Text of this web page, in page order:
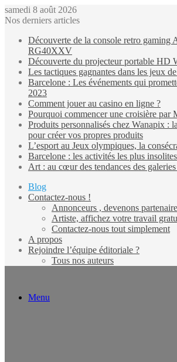
samedi 8 août 2026
Nos derniers articles
Découverte de la console retro
RG40XXV
Découverte du projecteur portable HD
Les tactiques gagnantes dans les jeux
Barcelone : Les événements qui
2023
Comment jouer au casino en ligne ?
Pourquoi commencer une croisière par
Produits personnalisés chez Wanapix :
pour créer vos propres produits
L’esport au Jeux olympiques, la
Barcelone : les activités les plus
Art : au cœur des tendances des
Blog
Contactez-nous !
Annonceurs , devenons
Artiste, affichez votre travail
Contactez-nous tout simplement
A propos
Rejoindre l’équipe éditoriale ?
Tous nos auteurs
Menu